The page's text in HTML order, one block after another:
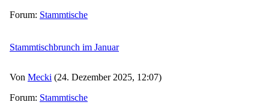
Forum: Stammtische
Stammtischbrunch im Januar
Von Mecki (24. Dezember 2025, 12:07)
Forum: Stammtische